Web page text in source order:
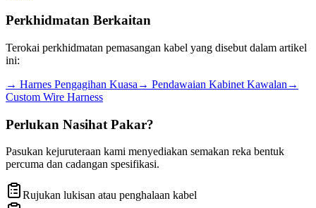
Perkhidmatan Berkaitan
Terokai perkhidmatan pemasangan kabel yang disebut dalam artikel
ini:
→ Harnes Pengagihan Kuasa → Pendawaian Kabinet Kawalan →
Custom Wire Harness
Perlukan Nasihat Pakar?
Pasukan kejuruteraan kami menyediakan semakan reka bentuk
percuma dan cadangan spesifikasi.
Rujukan lukisan atau penghalaan kabel